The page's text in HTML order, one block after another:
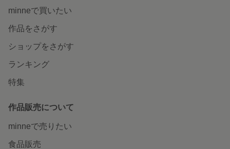
minneで買いたい
作品をさがす
ショップをさがす
ランキング
特集
作品販売について
minneで売りたい
食品販売